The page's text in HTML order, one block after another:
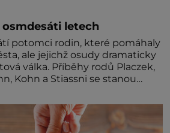
letech
potomci rodin, které pomáhaly
ale jejichž osudy dramaticky
válka. Příběhy rodů Placzek,
Kohn a Stiassni se stanou
FEST 2026. Některé návraty
Místa, která si člověk pamatuje z
už dávno